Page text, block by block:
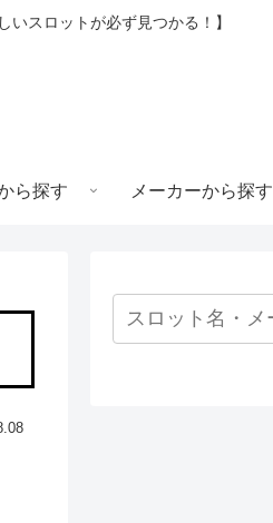
スロットが必ず見つかる！】
ら探す メーカーから探す